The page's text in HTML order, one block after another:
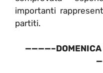
importanti
partiti.
————–DOMENICA